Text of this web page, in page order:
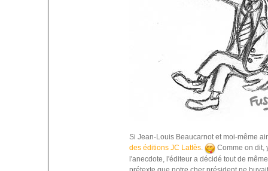
Si Jean-Louis Beaucarnot et moi-même
des éditions JC Lattès.
Comme on dit,
l'anecdote, l'éditeur a décidé tout de